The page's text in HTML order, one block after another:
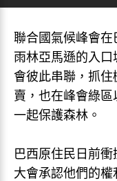
聯合國氣候峰會
雨林亞馬遜的入
會彼此串聯，抓住
賣，也在峰會綠
一起保護森林。
巴西原住民日前
大會承認他們的